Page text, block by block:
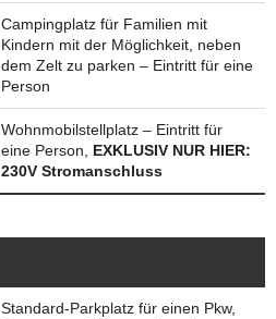
Campingplatz für Familien mit
Kindern mit der Möglichkeit, neben
dem Zelt zu parken – Eintritt für eine
Person
Wohnmobilstellplatz – Eintritt für
eine Person, EXKLUSIV NUR HIER:
230V Stromanschluss
Standard-Parkplatz für einen Pkw,